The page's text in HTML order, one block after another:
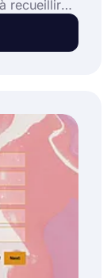
recueillir